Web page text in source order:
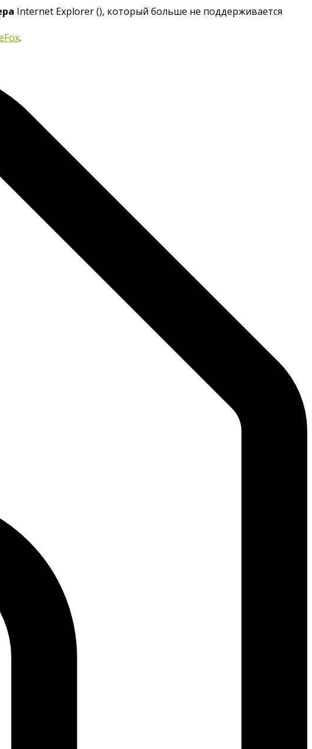
Internet Explorer (), который больше не поддерживается
.